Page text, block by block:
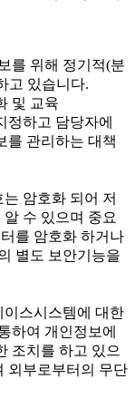
를 위해 정기적(분
고 있습니다.
및 교육
정하고 담당자에
를 관리하는 대책
암호화 되어 저
수 있으며 중요
를 암호화 하거나
별도 보안기능을
스시스템에 대한
하여 개인정보에
조치를 하고 있으
외부로부터의 무단